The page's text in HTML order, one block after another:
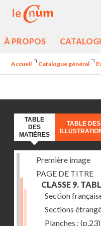
À PROPOS
Accueil Catalogue général
TABLE
DES
MATIÈRES
TABLE DES
Première image
PAGE DE TITRE
CLASSE 9.
Section
Sections
Planches : (p.23)